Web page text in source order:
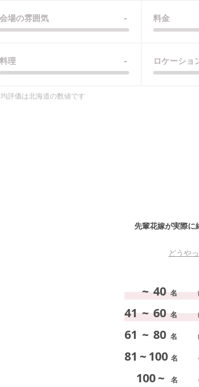
会場の雰囲気 - 料金
料理 - ロケーショ
評価は北海道の数値です
先輩花嫁が実際に
どうや
~ 40 名 (
41 ~ 60 名 (
61 ~ 80 名 (
81 ~ 100 名
100~ 名